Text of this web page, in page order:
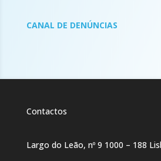
CANAL DE DENÚNCIAS
Contactos
Largo do Leão, nº 9 1000 – 188